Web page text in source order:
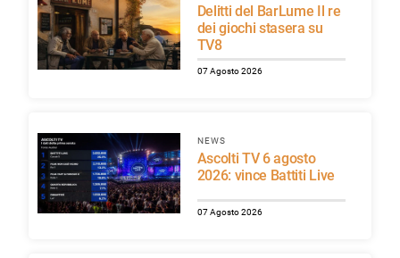
Delitti del BarLume Il re
dei giochi stasera su
TV8
07 Agosto 2026
NEWS
Ascolti TV 6 agosto
2026: vince Battiti Live
07 Agosto 2026